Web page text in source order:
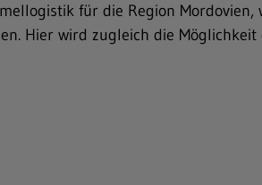
für die Region Mordovien,
Hier wird zugleich die Möglichkeit